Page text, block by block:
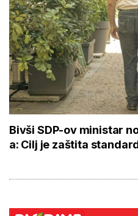
Bivši SDP-ov ministar
a: Cilj je zaštita